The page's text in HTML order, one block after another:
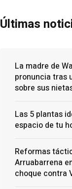
Últimas
La madre de
pronuncia tras
sobre sus
Las 5 plantas
espacio de tu
Reformas
Arruabarrena
choque contra